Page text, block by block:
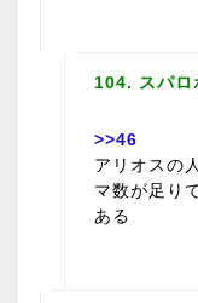
104. スパロ
>>46
アリオスの
マ数が足り
ある